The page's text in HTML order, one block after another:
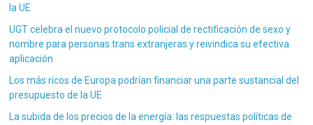
la UE
UGT celebra el nuevo protocolo policial de rectificación de sexo y
nombre para personas trans extranjeras y reivindica su efectiva
aplicación
Los más ricos de Europa podrían financiar una parte sustancial del
presupuesto de la UE
La subida de los precios de la energía: las respuestas políticas de